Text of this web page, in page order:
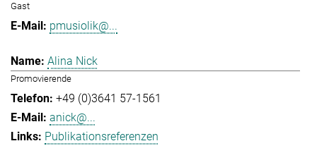
Gast
pmusiolik@...
Alina Nick
Promovierende
+49 (0)3641 57-1561
anick@...
Publikationsreferenzen